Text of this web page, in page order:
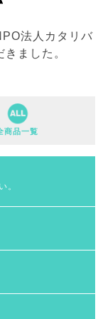
法人カタリバ
ました。
商品一覧
。